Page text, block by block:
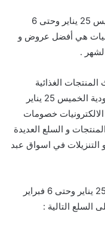
تخفيضات و عروض كارفور السعودية الخميس 25 يناير وحتى 6
هي أفضل عروض و
.
الغذائية
المتنوعة والشهية في عروض كارفور السعودية الخميس 25 يناير
على الالكترونيات خصومات
و السلع العديدة
في اسواق عبد
وتشمل عروض كارفور السعودية الخميس 25 يناير وحتى 6 فبراير